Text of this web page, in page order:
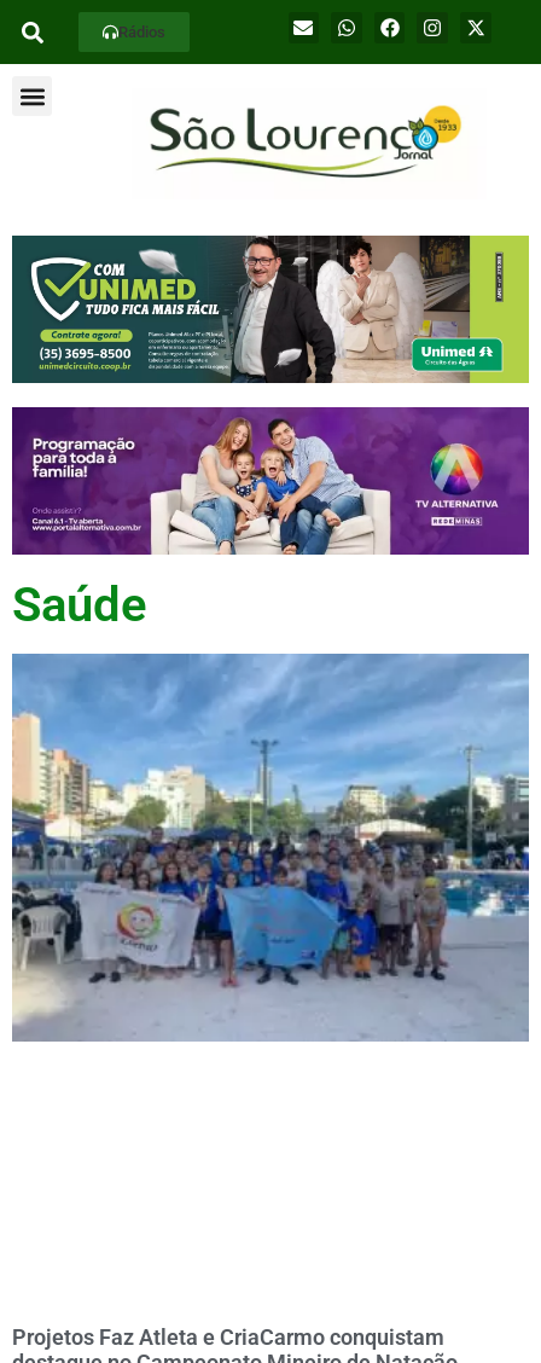
Rádios
Saúde
Projetos Faz Atleta e CriaCarmo conquistam